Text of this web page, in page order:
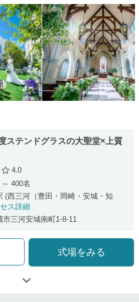
ステンドグラスの大聖堂×上質
口コミ評価
4.0
400名
(西三河（豊田・岡崎・安城・知
ス詳細
市三河安城南町1-8-11
式場をみる